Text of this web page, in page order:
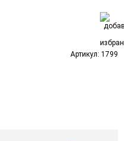
Артикул: 1799